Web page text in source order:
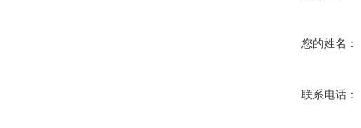
您的姓名：
联系电话：